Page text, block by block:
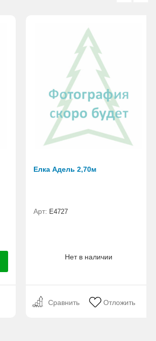
Елка Адель 2,70м
Арт: Е4727
Нет в наличии
Сравнить Отложить